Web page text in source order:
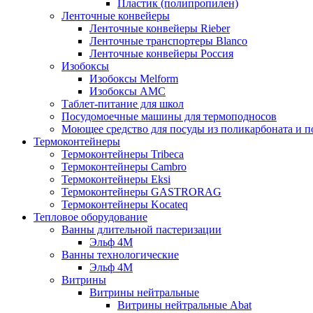
Пластик (полипропилен)
Ленточные конвейеры
Ленточные конвейеры Rieber
Ленточные транспортеры Blanco
Ленточные конвейеры Россия
Изобоксы
Изобоксы Melform
Изобоксы AMC
Таблет-питание для школ
Посудомоечные машины для термоподносов
Моющее средство для посуды из поликарбоната и
Термоконтейнеры
Термоконтейнеры Tribeca
Термоконтейнеры Cambro
Термоконтейнеры Eksi
Термоконтейнеры GASTRORAG
Термоконтейнеры Kocateq
Тепловое оборудование
Ванны длительной пастеризации
Эльф 4М
Ванны технологические
Эльф 4М
Витрины
Витрины нейтральные
Витрины нейтральные Abat